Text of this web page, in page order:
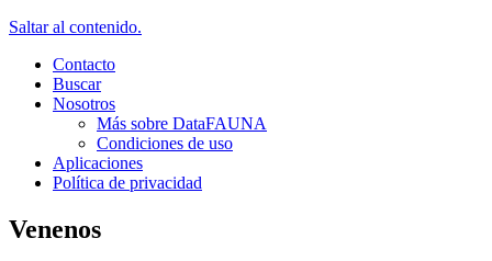
Saltar al contenido.
Contacto
Buscar
Nosotros
Más sobre DataFAUNA
Condiciones de uso
Aplicaciones
Política de privacidad
Venenos